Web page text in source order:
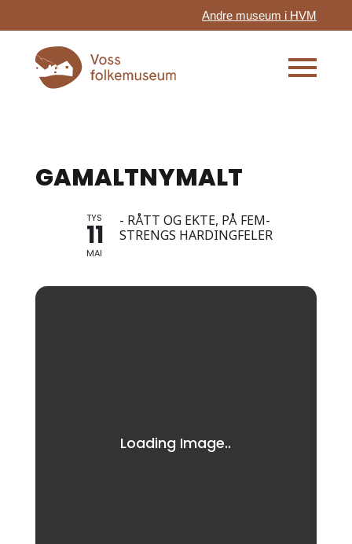
Andre museum i HVM
GAMALTNYMALT
TYS
11
MAI
- RÅTT OG EKTE, PÅ FEM-
STRENGS HARDINGFELER